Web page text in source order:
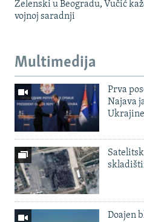
Zelenski u Beogradu, Vučić
vojnoj saradnji
Multimedija
Prva
Najava
Ukrajine
Doajen